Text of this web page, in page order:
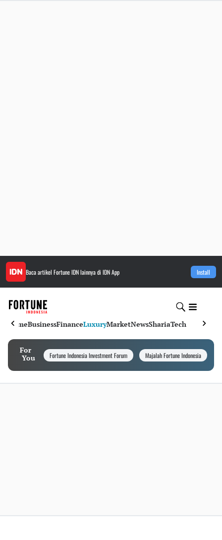
Baca artikel Fortune IDNlainnya di IDN App Install
HomeBusinessFinanceLuxuryMarketNewsShariaTech
For
You
Fortune Indonesia Investment Forum Majalah Fortune Indonesia